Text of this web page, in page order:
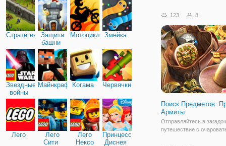
Стратегия
Защита
башни
МотоциклыЗмейка
Звездные
войны
МайнкрафтКогама Червячки
Лего
Лего
Сити
Лего
Нексо
Принцессы
Диснея
разных жанров — от
необитаемого острова.
будет
123 8
Поиск Предметов:
Армиты
Отправляйтесь в
путешествие с